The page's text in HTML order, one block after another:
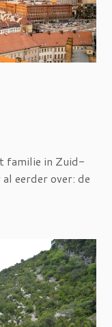
familie in Zuid-
eerder over: de